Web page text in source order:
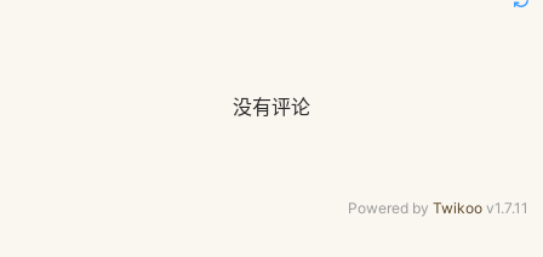
没有评论
Powered by Twikoo v1.7.11